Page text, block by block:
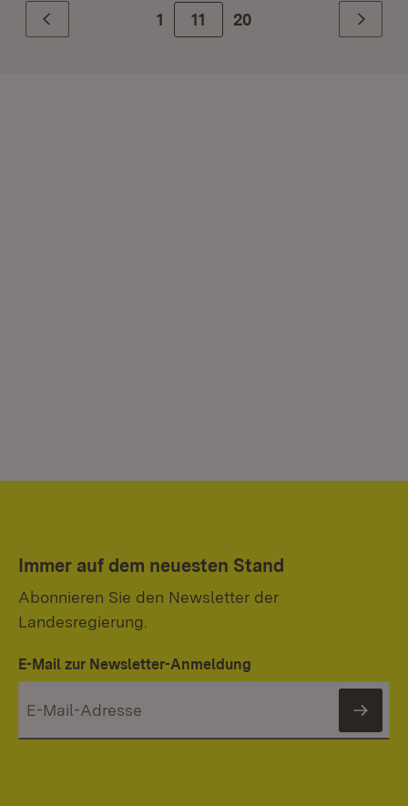
Zurück 1 Zur Seite
11 20 Weiter
Immer auf dem neuesten Stand
Abonnieren Sie den Newsletter der
Landesregierung.
E-Mail zur Newsletter-Anmeldung